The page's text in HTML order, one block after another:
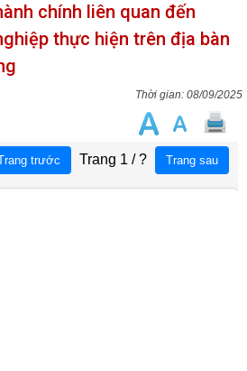
chính liên quan đến
thực hiện trên địa bàn
08/09/2025